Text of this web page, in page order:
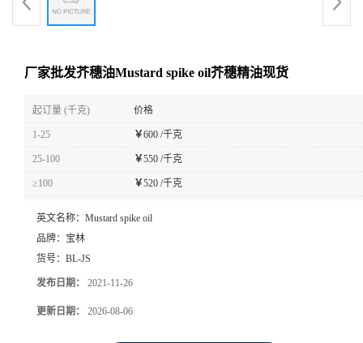
厂家批发芥穗油Mustard spike oil芥穗精油现货
起订量 (千克) 价格
1-25 ￥600 /千克
25-100 ￥550 /千克
≥100 ￥520 /千克
英文名称： Mustard spike oil
品牌： 宝林
货号： BL-JS
发布日期： 2021-11-26
更新日期： 2026-08-06